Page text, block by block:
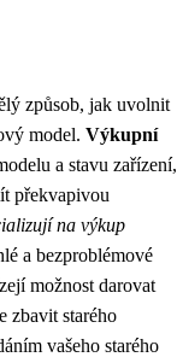
způsob, jak uvolnit
model. Výkupní
a stavu zařízení,
překvapivou
na výkup
a bezproblémové
možnost darovat
zbavit starého
vašeho starého